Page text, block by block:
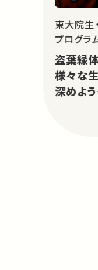
東大院生
盗葉緑
様々な
深めよ